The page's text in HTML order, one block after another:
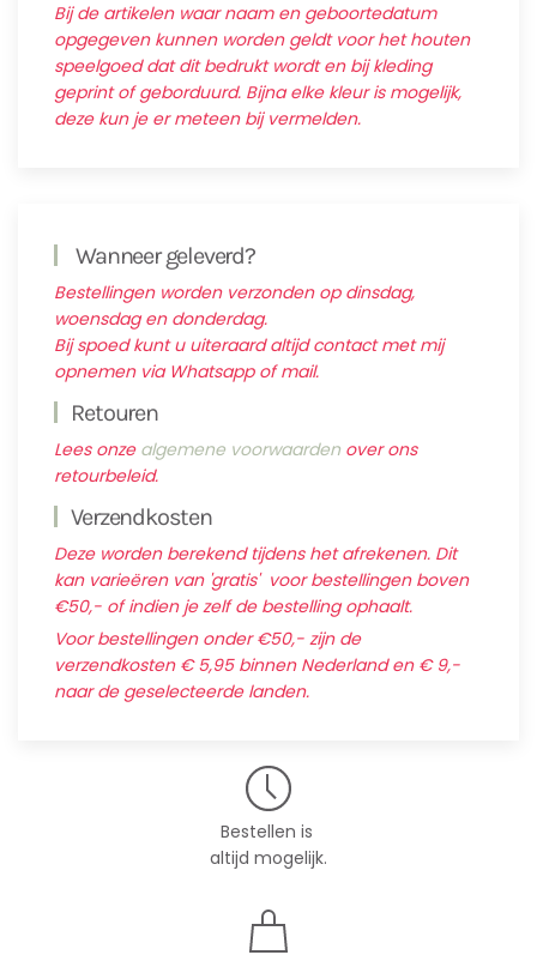
Bij de artikelen waar naam en geboortedatum
opgegeven kunnen worden geldt voor het houten
speelgoed dat dit bedrukt wordt en bij kleding
geprint of geborduurd. Bijna elke kleur is mogelijk,
deze kun je er meteen bij vermelden.
Wanneer geleverd?
Bestellingen worden verzonden op dinsdag,
woensdag en donderdag.
Bij spoed kunt u uiteraard altijd contact met mij
opnemen via Whatsapp of mail.
Retouren
Lees onze algemene voorwaarden over ons
retourbeleid.
Verzendkosten
Deze worden berekend tijdens het afrekenen. Dit
kan varieëren van 'gratis' voor bestellingen boven
€50,- of indien je zelf de bestelling ophaalt.
Voor bestellingen onder €50,- zijn de
verzendkosten € 5,95 binnen Nederland en € 9,-
naar de geselecteerde landen.
Bestellen is
altijd mogelijk.